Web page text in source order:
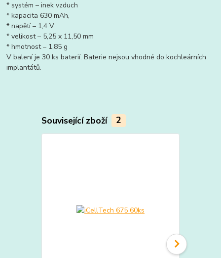
* systém – inek vzduch
* kapacita 630 mAh,
* napětí – 1,4 V
* velikost – 5,25 x 11,50 mm
* hmotnost – 1,85 g
V balení je 30 ks baterií. Baterie nejsou vhodné do kochleárních
implantátů.
Související zboží 2